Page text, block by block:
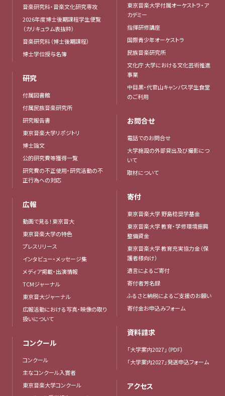
音楽研究科・音楽文化研究専攻
2026年度博士後期課程学生便覧
（カリキュラム表抜粋）
音楽研究科（博士後期課程）
博士学位授与名簿
研究
付属図書館
付属民族音楽研究所
研究報告書
東京音楽大学リポジトリ
博士論文
公的研究費等獲得一覧
研究費の不正使用・研究活動の不
正行為への対応
広報
動画で見る！東京音大
東京音楽大学の特色
プレスリリース
インタビュー・メッセージ集
メディア掲載・出演情報
TCMジャーナル
東京音大ジャーナル
広報活動における写真・映像の取り
扱いについて
コンクール
コンクール
主なコンクール入賞者
東京音楽大学コンクール
東京音楽大学付属オーケストラ・ア
カデミー
指揮研修講座
国際青少年オーケストラ
民族音楽研究所
文化庁 大学における文化芸術推進
事業
中目黒・代官山キャンパス学生食堂
のご利用
お問合せ
電話でのお問合せ
大学施設の外部貸出及び撮影につ
いて
取材について
寄付
東京音楽大学 野島稔奨学基金
東京音楽大学 教育・学修環境振興
整備資金
東京音楽大学 教育充実協力金（保
護者様向け）
遺言によるご寄付
寄付者芳名録
ふるさと納税によるご支援のお願い
寄付金お申込みフォーム
資料請求
「大学案内2027」（PDF）
「大学案内2027」発送申込フォーム
アクセス